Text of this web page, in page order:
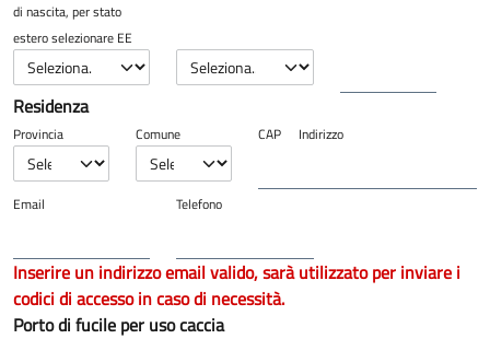
di nascita, per stato
estero selezionare EE
Residenza
Provincia Comune CAP Indirizzo
Email Telefono
Inserire un indirizzo email valido, sarà utilizzato per inviare i
codici di accesso in caso di necessità.
Porto di fucile per uso caccia